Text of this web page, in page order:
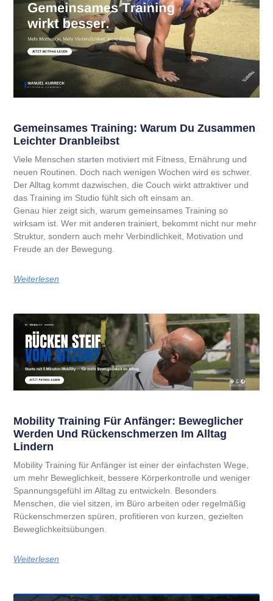
Gemeinsames Training: Warum Du Zusammen
Leichter Dranbleibst
Viele Menschen starten motiviert mit Fitness, Ernährung und
neuen Routinen. Doch nach wenigen Wochen wird es schwer.
Der Alltag kommt dazwischen, die Couch wirkt attraktiver und
das Training im Studio fühlt sich oft einsam an.
Genau hier zeigt sich, warum gemeinsames Training so
wirksam ist. Wer mit anderen trainiert, bekommt nicht nur mehr
Struktur, sondern auch mehr Verbindlichkeit, Motivation und
Freude an der Bewegung.
Weiterlesen
Mobility Training Für Anfänger: Beweglicher
Werden Und Rückenschmerzen Im Alltag
Lindern
Mobility Training für Anfänger ist einer der einfachsten Wege,
um mehr Beweglichkeit, bessere Körperkontrolle und weniger
Spannungsgefühl im Alltag zu entwickeln. Besonders
Menschen, die viel sitzen, im Büro arbeiten oder regelmäßig
Rückenschmerzen spüren, profitieren von kurzen, gezielten
Beweglichkeitsübungen.
Weiterlesen